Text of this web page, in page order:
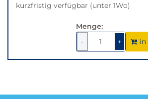
kurzfristig verfügbar (unter 1Wo)
Menge:
-
1
verringern
+1um
1
erhöhen
in